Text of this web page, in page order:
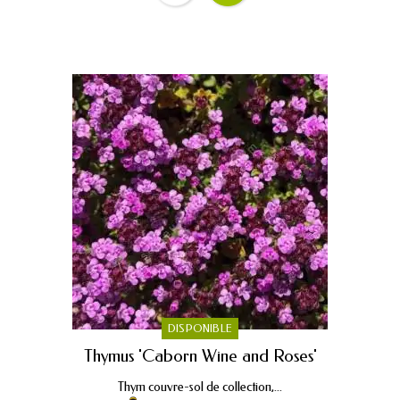
DISPONIBLE
Thymus 'Caborn Wine and Roses'
Thym couvre-sol de collection,...